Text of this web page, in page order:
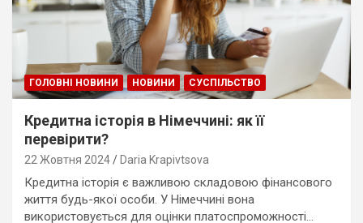
ГОЛОВНІ НОВИНИ НОВИНИ СУСПІЛЬСТВО
Кредитна історія в Німеччині: як її
перевірити?
22 Жовтня 2024 Daria Krapivtsova
Кредитна історія є важливою складовою фінансового
життя будь-якої особи. У Німеччині вона
використовується для оцінки платоспроможності…